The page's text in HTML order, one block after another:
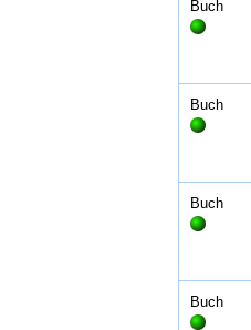
Buch
Buch
Buch
Buch